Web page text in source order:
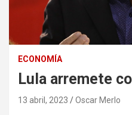
ECONOMÍA
Lula arremete
13 abril, 2023 Oscar Merlo